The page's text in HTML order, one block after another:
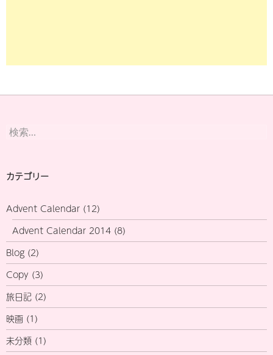
検
索:
カテゴリー
Advent Calendar (12)
Advent Calendar 2014 (8)
Blog (2)
Copy (3)
旅日記 (2)
映画 (1)
未分類 (1)